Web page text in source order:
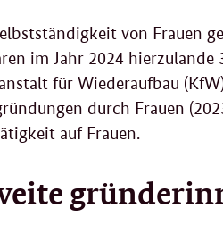
von Frauen
im Jahr 2024 hierzulande
für Wiederaufbau
durch Frauen
auf Frauen.